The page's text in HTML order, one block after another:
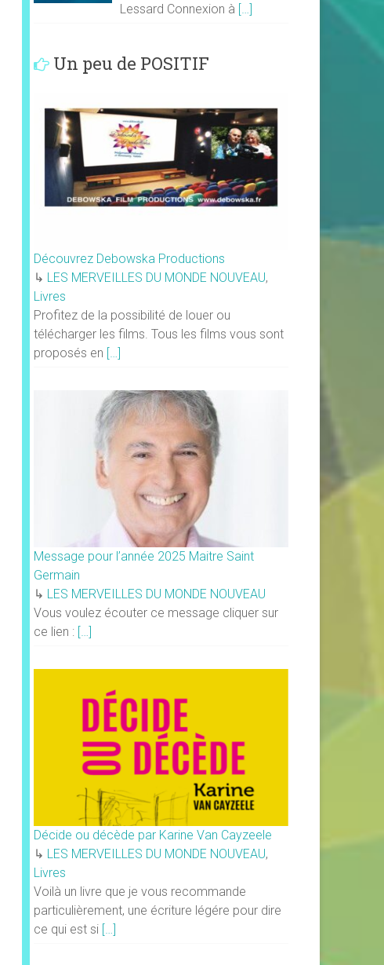
Lessard Connexion à […]
Un peu de POSITIF
Découvrez Debowska Productions
↳ LES MERVEILLES DU MONDE NOUVEAU,
Livres
Profitez de la possibilité de louer ou
télécharger les films. Tous les films vous sont
proposés en […]
Message pour l’année 2025 Maitre Saint
Germain
↳ LES MERVEILLES DU MONDE NOUVEAU
Vous voulez écouter ce message cliquer sur
ce lien : […]
Décide ou décède par Karine Van Cayzeele
↳ LES MERVEILLES DU MONDE NOUVEAU,
Livres
Voilà un livre que je vous recommande
particulièrement, une écriture légére pour dire
ce qui est si […]
×